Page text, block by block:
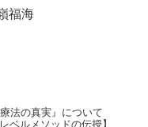
福海
法の真実』について
ベルメソッドの伝授】